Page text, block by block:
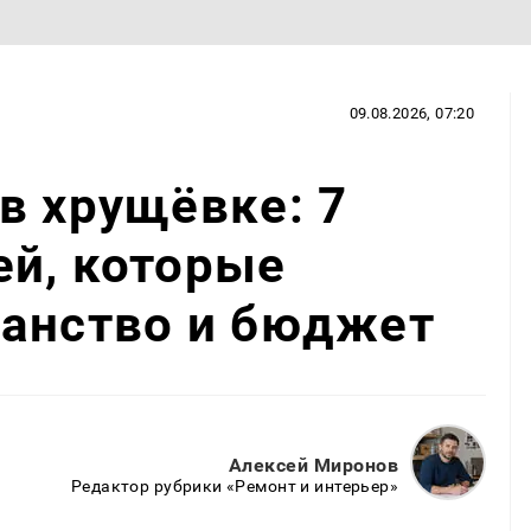
09.08.2026, 07:20
хрущёвке: 7
которые
и бюджет
Алексей Миронов
Редактор рубрики «Ремонт и интерьер»